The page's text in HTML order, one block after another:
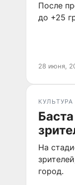
После
до +25
28 июня,
КУЛЬТУРА
На
город.